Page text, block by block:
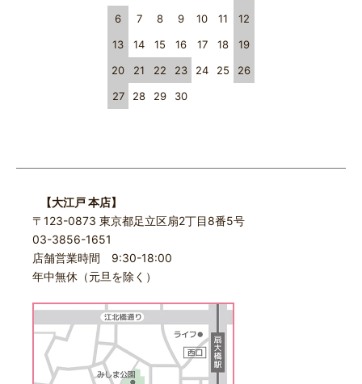
6
7 8 9 10 11
12
13
14 15 16 17 18
19
20
21 22 23 24 25
26
27
28 29 30
【大江戸 本店】
〒123-0873 東京都足立区扇2丁目8番5号
03-3856-1651
店舗営業時間 9:30-18:00
年中無休（元旦を除く）